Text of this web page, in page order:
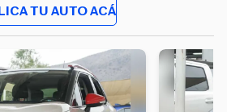
TU AUTO ACÁ